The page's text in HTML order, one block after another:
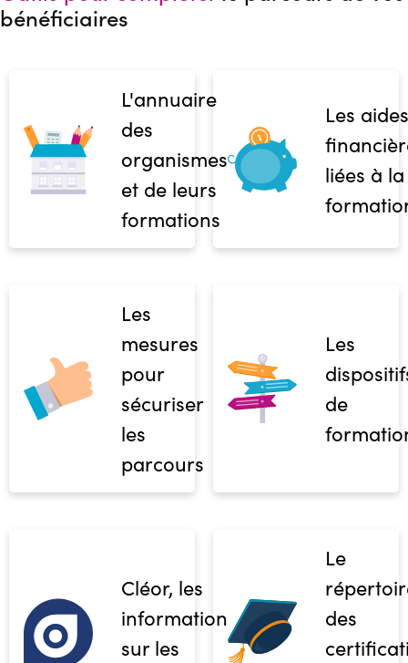
bénéficiaires
L'annuaire
des
organismes
et de leurs
formations
Les aides
liées à la
Les
mesures
pour
sécuriser
les
parcours
Les
de
Cléor, les
informations
sur les
Le
des